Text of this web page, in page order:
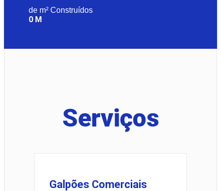
de m² Construídos
0 M
Serviços
Galpões Comerciais